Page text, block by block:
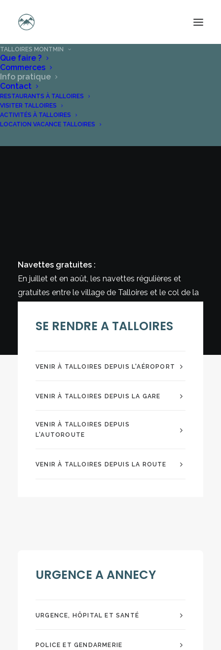
TALLOIRES MONTMIN
Que faire ?
Commerces
Info pratique
Contact
RESTAURANTS À TALLOIRES
VISITER TALLOIRES
ACTIVITÉS À TALLOIRES
LOCATION VACANCE TALLOIRES
INFORMATION
PRATIQUE
A TALLOIRES
Navettes gratuites :
En juillet et en août, les navettes régulières et
gratuites entre le village de Talloires et le col de la
la maison, au centre Marceau Boa pour descendre
SE RENDRE A TALLOIRES
VENIR À TALLOIRES DEPUIS L'AÉROPORT
VENIR À TALLOIRES DEPUIS LA GARE
VENIR À TALLOIRES DEPUIS
L'AUTOROUTE
VENIR À TALLOIRES DEPUIS LA ROUTE
URGENCE A ANNECY
URGENCE, HÔPITAL ET SANTÉ
POLICE ET GENDARMERIE